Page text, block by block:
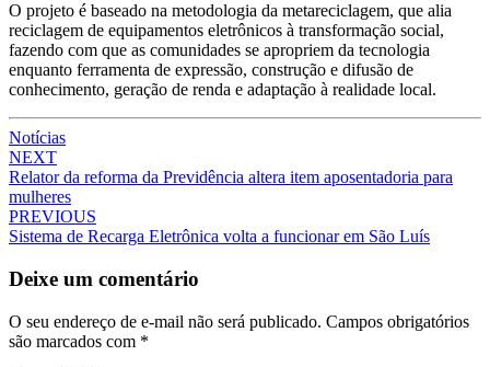
O projeto é baseado na metodologia da metareciclagem, que alia
reciclagem de equipamentos eletrônicos à transformação social,
fazendo com que as comunidades se apropriem da tecnologia
enquanto ferramenta de expressão, construção e difusão de
conhecimento, geração de renda e adaptação à realidade local.
Notícias
Post
navigation
NEXT
Relator da reforma da Previdência altera item aposentadoria para
mulheres
PREVIOUS
Sistema de Recarga Eletrônica volta a funcionar em São Luís
Deixe um comentário
O seu endereço de e-mail não será publicado. Campos obrigatórios
são marcados com *